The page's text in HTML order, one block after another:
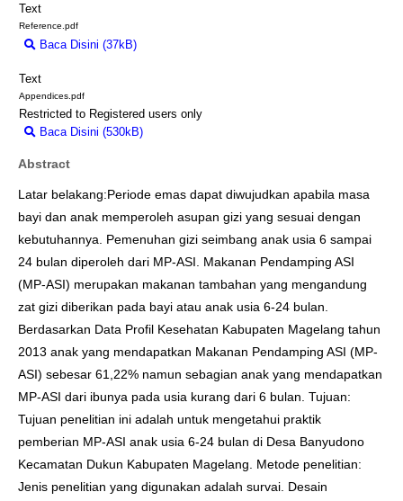
Text
Reference.pdf
Baca Disini (37kB)
Text
Appendices.pdf
Restricted to Registered users only
Baca Disini (530kB)
Abstract
Latar belakang:Periode emas dapat diwujudkan apabila masa
bayi dan anak memperoleh asupan gizi yang sesuai dengan
kebutuhannya. Pemenuhan gizi seimbang anak usia 6 sampai
24 bulan diperoleh dari MP-ASI. Makanan Pendamping ASI
(MP-ASI) merupakan makanan tambahan yang mengandung
zat gizi diberikan pada bayi atau anak usia 6-24 bulan.
Berdasarkan Data Profil Kesehatan Kabupaten Magelang tahun
2013 anak yang mendapatkan Makanan Pendamping ASI (MP-
ASI) sebesar 61,22% namun sebagian anak yang mendapatkan
MP-ASI dari ibunya pada usia kurang dari 6 bulan. Tujuan:
Tujuan penelitian ini adalah untuk mengetahui praktik
pemberian MP-ASI anak usia 6-24 bulan di Desa Banyudono
Kecamatan Dukun Kabupaten Magelang. Metode penelitian:
Jenis penelitian yang digunakan adalah survai. Desain